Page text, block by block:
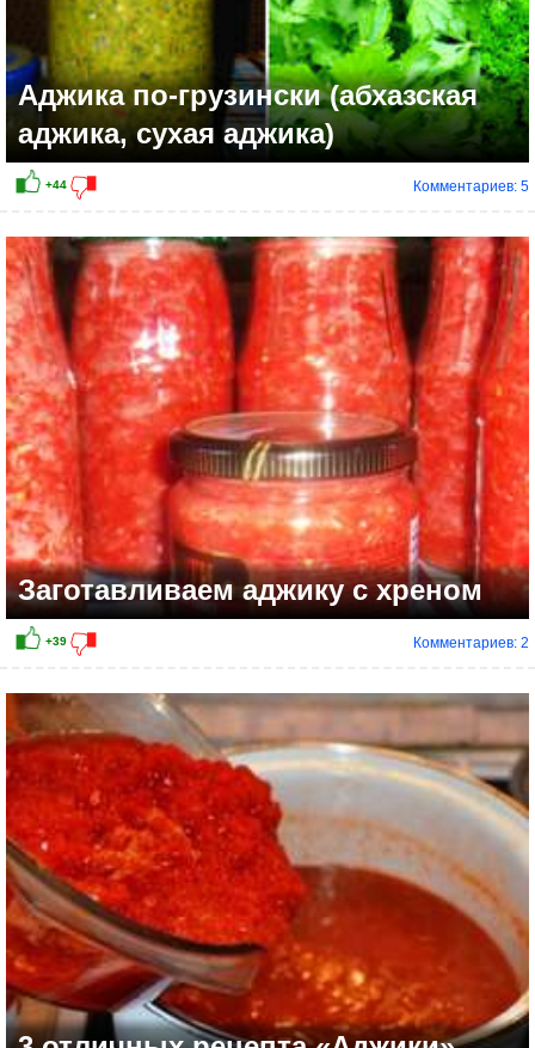
+15
Аджика по-грузински (абхазская
аджика, сухая аджика)
Комментариев: 5
Заготавливаем аджику с хреном
Комментариев: 2